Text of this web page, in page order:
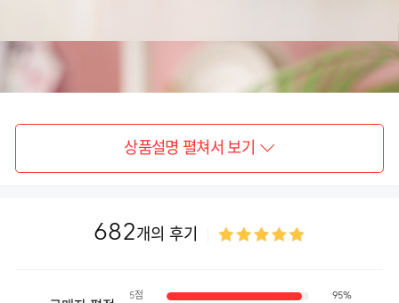
상품설명 펼쳐서 보기
682개의 후기
5점 95%